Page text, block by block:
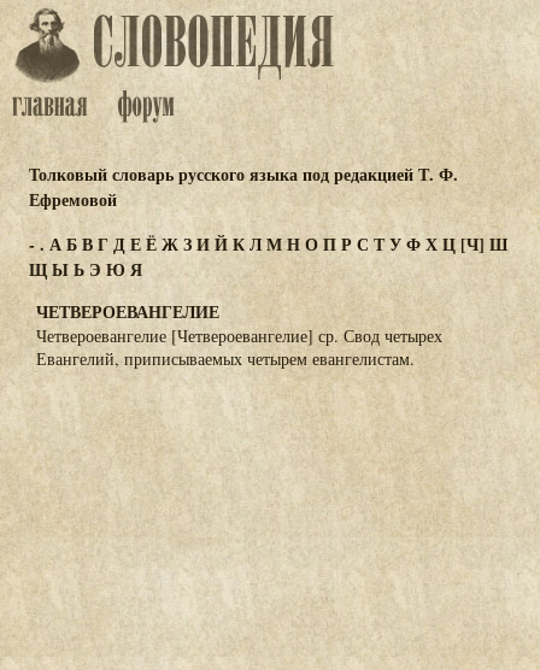
Толковый словарь русского языка под редакцией Т. Ф.
Ефремовой
- . АБВГДЕЁЖЗИЙКЛМНОПР С ТУФХЦ [Ч] Ш
ЩЫЬЭ ЮЯ
ЧЕТВЕРОЕВАНГЕЛИЕ
Четвероевангелие [Четвероевангелие] ср. Свод четырех
Евангелий, приписываемых четырем евангелистам.